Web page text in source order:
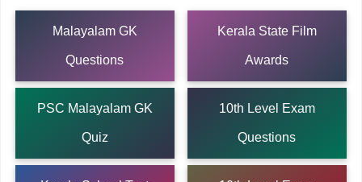
Malayalam GK
Questions
Kerala State Film
Awards
PSC Malayalam GK
Quiz
10th Level Exam
Questions